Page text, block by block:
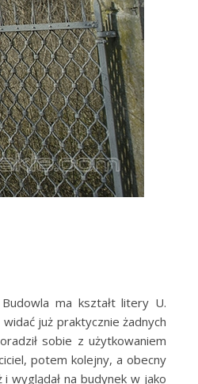
ma kształt litery U.
widać już praktycznie żadnych
sobie z użytkowaniem
potem kolejny, a obecny
wyglądał na budynek w jako